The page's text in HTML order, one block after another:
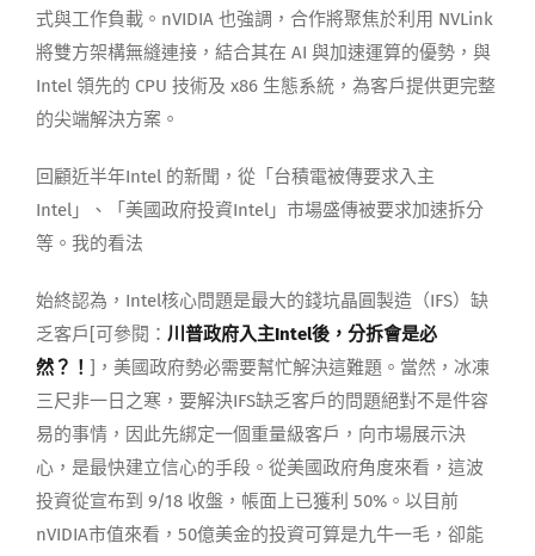
式與工作負載。nVIDIA 也強調，合作將聚焦於利用 NVLink
將雙方架構無縫連接，結合其在 AI 與加速運算的優勢，與
Intel 領先的 CPU 技術及 x86 生態系統，為客戶提供更完整
的尖端解決方案。
回顧近半年Intel 的新聞，從「台積電被傳要求入主
Intel」、「美國政府投資Intel」市場盛傳被要求加速拆分
等。我的看法
始終認為，Intel核心問題是最大的錢坑晶圓製造（IFS）缺
乏客戶[可參閱： 川普政府入主Intel後，分拆會是必
然？！ ]，美國政府勢必需要幫忙解決這難題。當然，冰凍
三尺非一日之寒，要解決IFS缺乏客戶的問題絕對不是件容
易的事情，因此先綁定一個重量級客戶，向市場展示決
心，是最快建立信心的手段。從美國政府角度來看，這波
投資從宣布到 9/18 收盤，帳面上已獲利 50%。以目前
nVIDIA市值來看，50億美金的投資可算是九牛一毛，卻能